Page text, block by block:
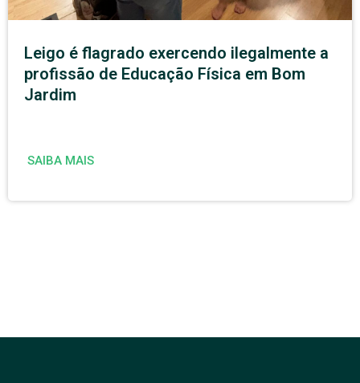
Leigo é flagrado exercendo ilegalmente a
profissão de Educação Física em Bom
Jardim
SAIBA MAIS